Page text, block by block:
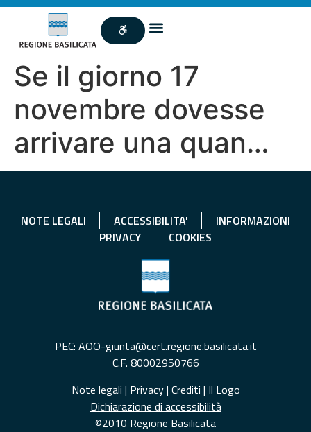
Se il giorno 17
novembre dovesse
arrivare una quan…
NOTE LEGALI ACCESSIBILITA'
INFORMAZIONI
PRIVACY
COOKIES
PEC: AOO-giunta@cert.regione.basilicata.it
C.F. 80002950766
Note legali | Privacy| Crediti | Il Logo
Dichiarazione di accessibilità
©2010 Regione Basilicata